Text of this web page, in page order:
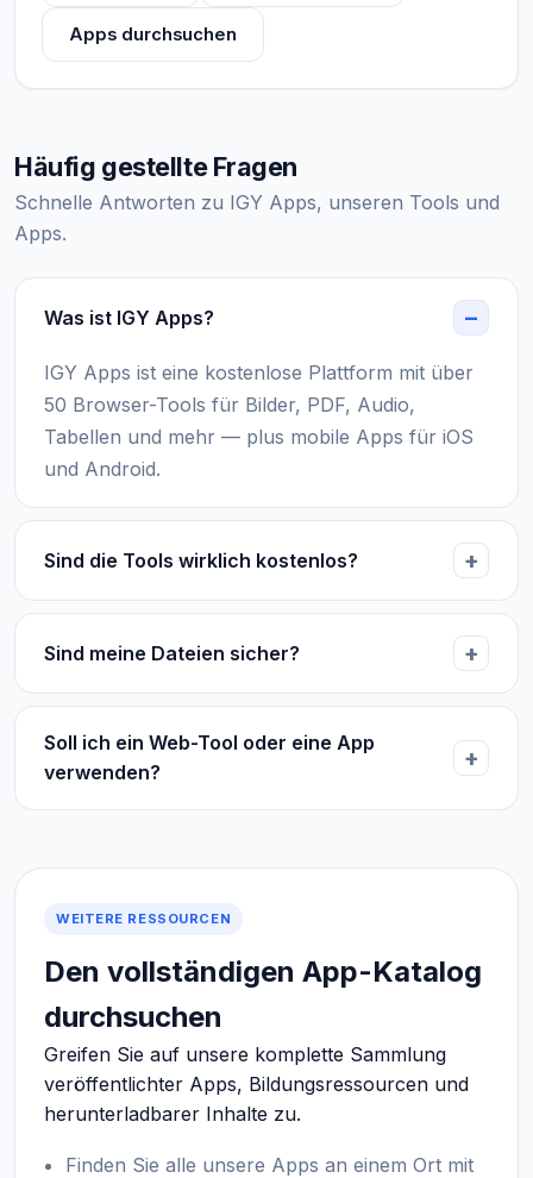
Apps durchsuchen
Häufig gestellte Fragen
Schnelle Antworten zu IGY Apps, unseren Tools und
Apps.
Was ist IGY Apps?
IGY Apps ist eine kostenlose Plattform mit über
50 Browser-Tools für Bilder, PDF, Audio,
Tabellen und mehr — plus mobile Apps für iOS
und Android.
Sind die Tools wirklich kostenlos?
Sind meine Dateien sicher?
Soll ich ein Web-Tool oder eine App
verwenden?
WEITERE RESSOURCEN
Den vollständigen App-Katalog
durchsuchen
Greifen Sie auf unsere komplette Sammlung
veröffentlichter Apps, Bildungsressourcen und
herunterladbarer Inhalte zu.
Finden Sie alle unsere Apps an einem Ort mit